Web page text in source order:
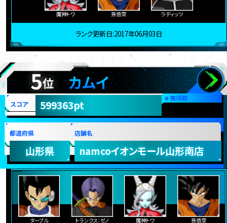
魔神トワ 孫悟空 ラディッツ
ランク更新日:2017年06月03日
5位 カムイ
★獲得数
スコア 599363pt
都道府県
山形県
店舗名
namcoイオンモール山形南店
ターブル トランクス：ゼノ 魔神トワ 孫悟空